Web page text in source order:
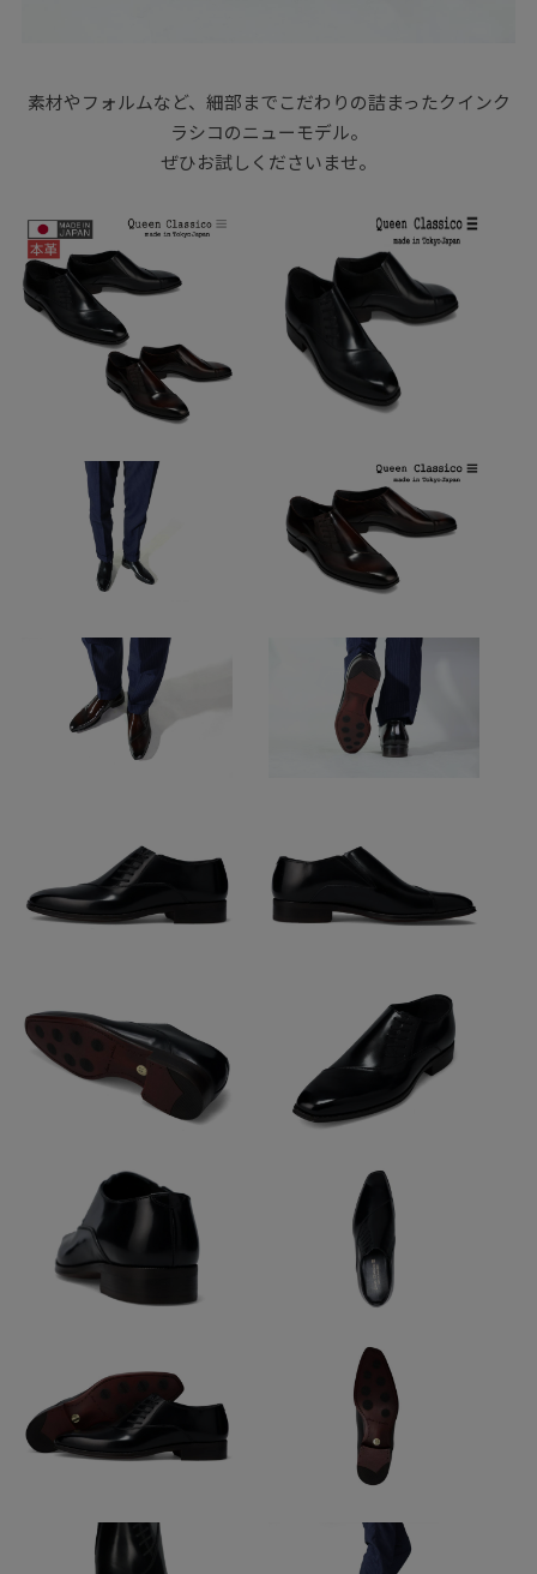
素材やフォルムなど、細部までこだわりの詰まったクインク
ラシコのニューモデル。
ぜひお試しくださいませ。